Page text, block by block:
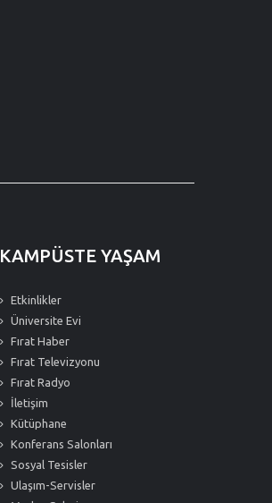
KAMPÜSTE YAŞAM
Etkinlikler
Üniversite Evi
Fırat Haber
Fırat Televizyonu
Fırat Radyo
İletişim
Kütüphane
Konferans Salonları
Sosyal Tesisler
Ulaşım-Servisler